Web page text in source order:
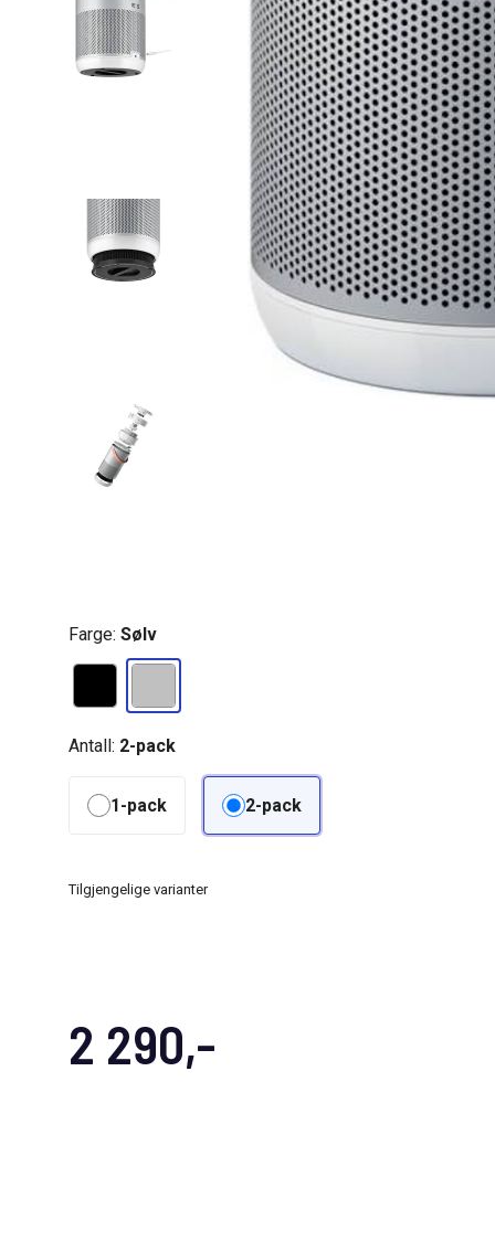
2 290,-
Farge: Sølv
Antall: 2-pack
1-pack 2-pack
Tilgjengelige varianter